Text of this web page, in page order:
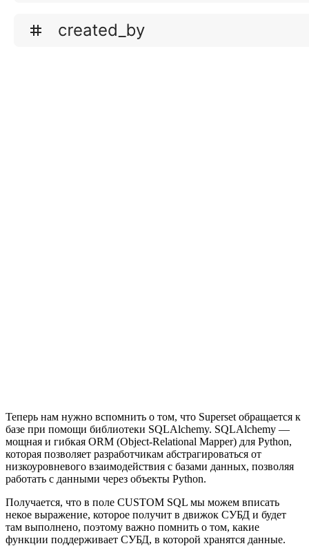
Теперь нам нужно вспомнить о том, что Superset обращается к
базе при помощи библиотеки SQLAlchemy. SQLAlchemy —
мощная и гибкая ORM (Object-Relational Mapper) для Python,
которая позволяет разработчикам абстрагироваться от
низкоуровневого взаимодействия с базами данных, позволяя
работать с данными через объекты Python.
Получается, что в поле CUSTOM SQL мы можем вписать
некое выражение, которое получит в движок СУБД и будет
там выполнено, поэтому важно помнить о том, какие
функции поддерживает СУБД, в которой хранятся данные.